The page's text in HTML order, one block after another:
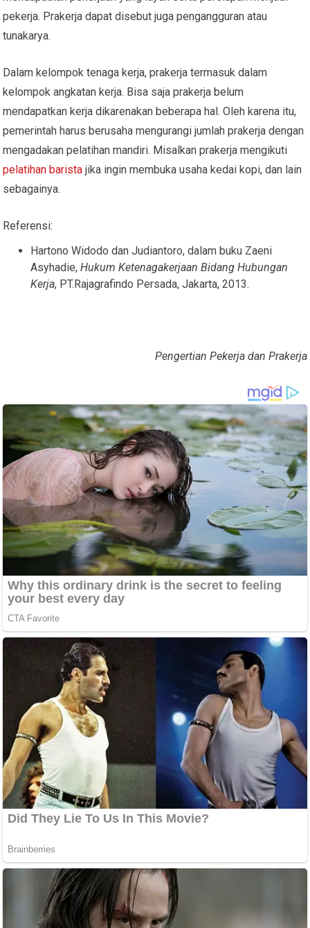
pekerja. Prakerja dapat disebut juga pengangguran atau
tunakarya.
Dalam kelompok tenaga kerja, prakerja termasuk dalam
kelompok angkatan kerja. Bisa saja prakerja belum
mendapatkan kerja dikarenakan beberapa hal. Oleh karena itu,
pemerintah harus berusaha mengurangi jumlah prakerja dengan
mengadakan pelatihan mandiri. Misalkan prakerja mengikuti
pelatihan barista jika ingin membuka usaha kedai kopi, dan lain
sebagainya.
Referensi:
Hartono Widodo dan Judiantoro, dalam buku Zaeni
Asyhadie,Hukum Ketenagakerjaan Bidang Hubungan
Kerja, PT.Rajagrafindo Persada, Jakarta, 2013.
Pengertian Pekerja dan Prakerja